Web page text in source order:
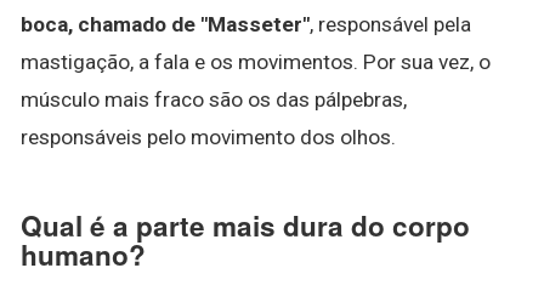
boca, chamado de "Masseter", responsável pela
mastigação, a fala e os movimentos. Por sua vez, o
músculo mais fraco são os das pálpebras,
responsáveis pelo movimento dos olhos.
Qual é a parte mais dura do corpo
humano?